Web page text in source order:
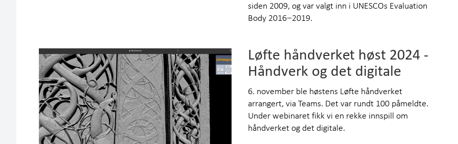
siden 2009, og var valgt inn i UNESCOs Evaluation
Body 2016−2019.
Løfte håndverket høst 2024 -
Håndverk og det digitale
6. november ble høstens Løfte håndverket
arrangert, via Teams. Det var rundt 100 påmeldte.
Under webinaret fikk vi en rekke innspill om
håndverket og det digitale.